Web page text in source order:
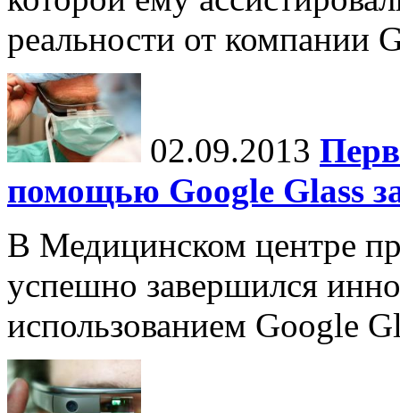
реальности от компании
02.09.2013
помощью Google Glass
В Медицинском центре
успешно завершился
использованием Google